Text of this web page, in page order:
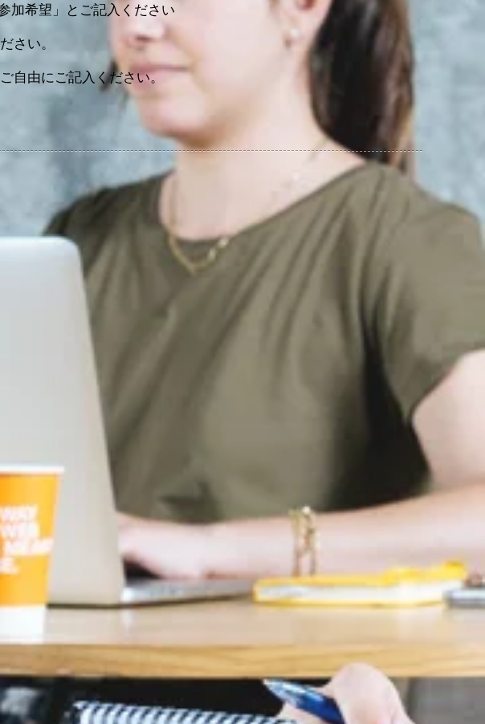
希望」とご記入ください
さい。
由にご記入ください。